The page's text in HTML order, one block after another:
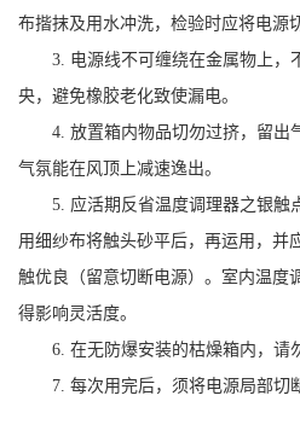
布揩抹及用水冲洗，检验时应将电源
3. 电源线不可缠绕在金属物上，
央，避免橡胶老化致使漏电。
4. 放置箱内物品切勿过挤，留出
气氛能在风顶上减速逸出。
5. 应活期反省温度调理器之银触
用细纱布将触头砂平后，再运用，并
触优良（留意切断电源）。室内温度
得影响灵活度。
6. 在无防爆安装的枯燥箱内，请
7. 每次用完后，须将电源局部切